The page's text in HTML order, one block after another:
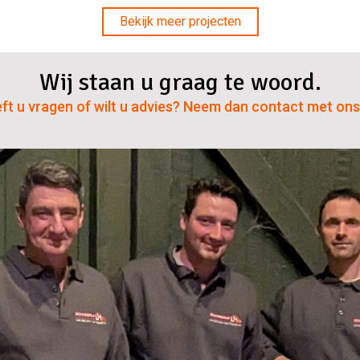
Bekijk meer projecten
Wij staan u graag te woord.
u vragen of wilt u advies? Neem dan contact met